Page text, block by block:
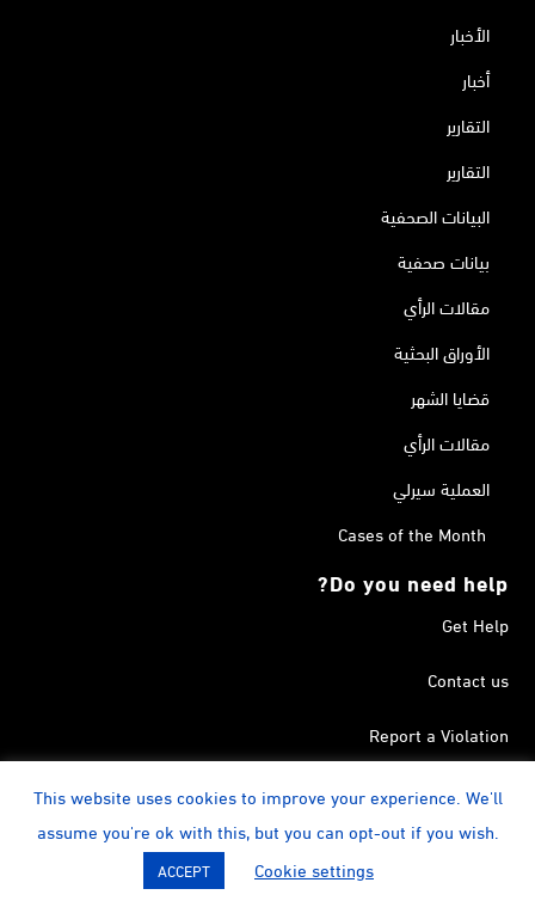
الأخبار
أخبار
التقارير
التقارير
البيانات الصحفية
بيانات صحفية
مقالات الرأي
الأوراق البحثية
قضايا الشهر
مقالات الرأي
العملية سيرلي
Cases of the Month
Do you need help?
Get Help
Contact us
Report a Violation
Search in the Terrorism List
Twitter
Facebook
Linkedin
YouTube
Calendar
instagram
This website uses cookies to improve your experience. We'll
assume you're ok with this, but you can opt-out if you wish.
Cookie settings
ACCEPT